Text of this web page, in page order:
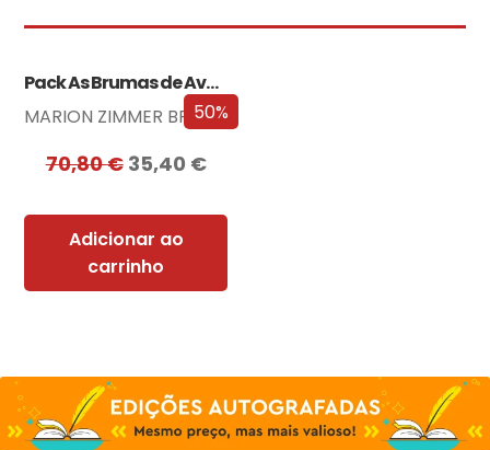
50%
Pack As Brumas de Avalon
MARION ZIMMER BRADLEY
70,80€ 35,40 €
Adicionar ao
carrinho